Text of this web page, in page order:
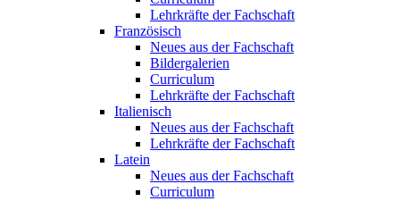
Lehrkräfte der Fachschaft
Französisch
Neues aus der Fachschaft
Bildergalerien
Curriculum
Lehrkräfte der Fachschaft
Italienisch
Neues aus der Fachschaft
Lehrkräfte der Fachschaft
Latein
Neues aus der Fachschaft
Curriculum